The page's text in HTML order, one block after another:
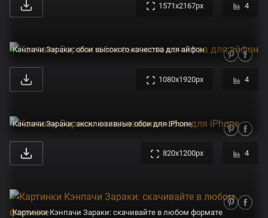
1571x2167px 4
Кэнпачи Зараки: обои высокого качества для айфон
1080x1920px 4
Кэнпачи Зараки: эксклюзивные обои для iPhone
820x1200px 4
Картинки Кэнпачи Зараки: скачивайте в любом формате